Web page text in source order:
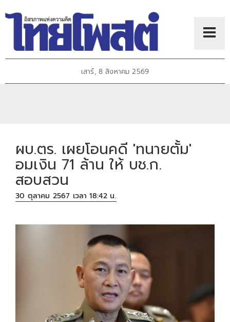
เสาร์, 8 สิงหาคม 2569
ผบ.ตร. เผยโอนคดี 'ทนายตั้ม'
อมเงิน 71 ล้าน ให้ บช.ก.
สอบสวน
30 ตุลาคม 2567 เวลา 18:42 น.